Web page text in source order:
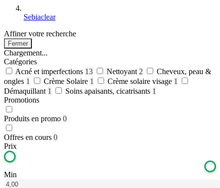
Sebiaclear
Affiner votre recherche
Fermer
Chargement...
Catégories
Acné et imperfections 13 Nettoyant 2
Cheveux, peau &
ongles 1 Crème Solaire 1 Crème solaire visage 1
Démaquillant 1 Soins apaisants, cicatrisants 1
Promotions
Produits en promo 0
Offres en cours 0
Prix
Min